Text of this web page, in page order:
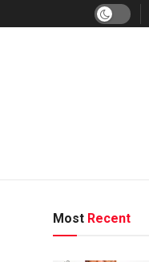
Most Recent